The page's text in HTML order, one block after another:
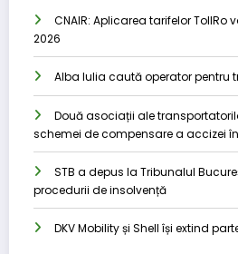
CNAIR: Aplicarea tarifelor TollRo
2026
Alba Iulia caută operator pentru
Două asociații ale
schemei de compensare a accizei
STB a depus la Tribunalul
procedurii de insolvență
DKV Mobility și Shell își extind